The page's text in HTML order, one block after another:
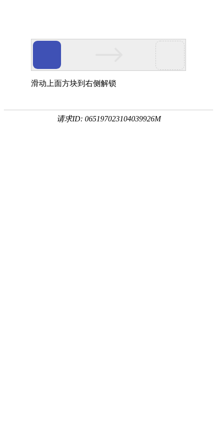
滑动上面方块到右侧解锁
请求ID: 065197023104039926M